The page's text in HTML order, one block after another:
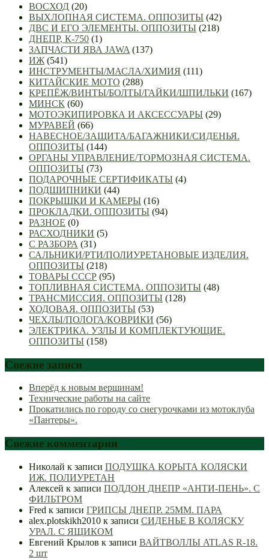
ВОСХОД (20)
ВЫХЛОПНАЯ СИСТЕМА. ОППОЗИТЫ (42)
ДВС И ЕГО ЭЛЕМЕНТЫ. ОППОЗИТЫ (218)
ДНЕПР, К-750 (1)
ЗАПЧАСТИ ЯВА JAWA (137)
ИЖ (541)
ИНСТРУМЕНТЫ/МАСЛА/ХИМИЯ (111)
КИТАЙСКИЕ МОТО (288)
КРЕПЁЖ/ВИНТЫ/БОЛТЫ/ГАЙКИ/ШПИЛЬКИ (167)
МИНСК (60)
МОТОЭКИПИРОВКА И АКСЕССУАРЫ (29)
МУРАВЕЙ (66)
НАВЕСНОЕ/ЗАЩИТА/БАГАЖНИКИ/СИДЕНЬЯ.
ОППОЗИТЫ (144)
ОРГАНЫ УПРАВЛЕНИЕ/ТОРМОЗНАЯ СИСТЕМА.
ОППОЗИТЫ (73)
ПОДАРОЧНЫЕ СЕРТИФИКАТЫ (4)
ПОДШИПНИКИ (44)
ПОКРЫШКИ И КАМЕРЫ (16)
ПРОКЛАДКИ. ОППОЗИТЫ (94)
РАЗНОЕ (0)
РАСХОДНИКИ (5)
С РАЗБОРА (31)
САЛЬНИКИ/РТИ/ПОЛИУРЕТАНОВЫЕ ИЗДЕЛИЯ.
ОППОЗИТЫ (218)
ТОВАРЫ СССР (95)
ТОПЛИВНАЯ СИСТЕМА. ОППОЗИТЫ (48)
ТРАНСМИССИЯ. ОППОЗИТЫ (128)
ХОДОВАЯ. ОППОЗИТЫ (53)
ЧЕХЛЫ/ПОЛОГА/КОВРИКИ (56)
ЭЛЕКТРИКА. УЗЛЫ И КОМПЛЕКТУЮЩИЕ.
ОППОЗИТЫ (158)
Свежие записи
Вперёд к новым вершинам!
Технические работы на сайте
Прокатились по городу со снегурочками из мотоклуба
«Пантеры».
Свежие комментарии
Николай к записи ПОДУШКА КОРЫТА КОЛЯСКИ
ИЖ. ПОЛИУРЕТАН
Алексей к записи ПОДДОН ДНЕПР «АНТИ-ПЕНЬ». С
ФИЛЬТРОМ
Fred к записи ГРИПСЫ ДНЕПР. 25ММ. ПАРА
alex.plotskikh2010 к записи СИДЕНЬЕ В КОЛЯСКУ
УРАЛ. С ЯЩИКОМ
Евгений Крылов к записи ВАЙТВОЛЛЫ ATLAS R-18.
2 шт